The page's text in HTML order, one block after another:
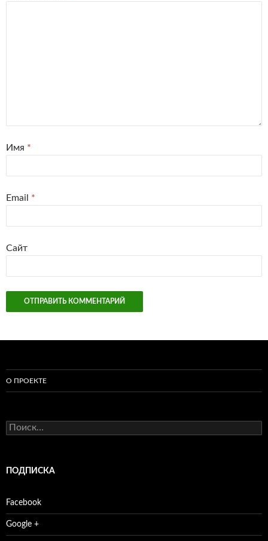
Имя *
Email *
Сайт
О ПРОЕКТЕ
Найти:
ПОДПИСКА
Facebook
Google +